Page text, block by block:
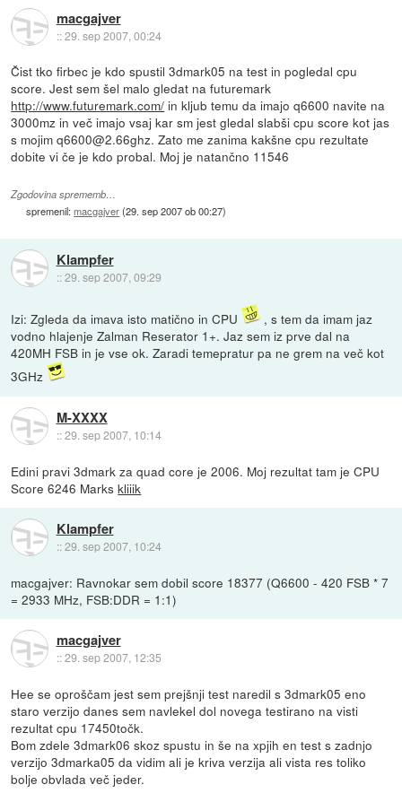
macgajver
::29. sep 2007, 00:24
Čist tko firbec je kdo spustil 3dmark05 na test in pogledal cpu
score. Jest sem šel malo gledat na futuremark
http://www.futuremark.com/ in kljub temu da imajo q6600 navite na
3000mz in več imajo vsaj kar sm jest gledal slabši cpu score kot jas
s mojim q6600@2.66ghz. Zato me zanima kakšne cpu rezultate
dobite vi če je kdo probal. Moj je natančno 11546
Zgodovina sprememb…
spremenil:macgajver(29. sep 2007 ob 00:27)
Klampfer
::29. sep 2007, 09:29
Izi: Zgleda da imava isto matično in CPU
, s tem da imam jaz
vodno hlajenje Zalman Reserator 1+. Jaz sem iz prve dal na
420MH FSB in je vse ok. Zaradi temepratur pa ne grem na več kot
3GHz
M-XXXX
::29. sep 2007, 10:14
Edini pravi 3dmark za quad core je 2006. Moj rezultat tam je CPU
Score 6246 Markskliiik
Klampfer
::29. sep 2007, 10:24
macgajver: Ravnokar sem dobil score 18377 (Q6600 - 420 FSB * 7
= 2933 MHz, FSB:DDR = 1:1)
macgajver
::29. sep 2007, 12:35
Hee se oproščam jest sem prejšnji test naredil s 3dmark05 eno
staro verzijo danes sem navlekel dol novega testirano na visti
rezultat cpu 17450točk.
Bom zdele 3dmark06 skoz spustu in še na xpjih en test s zadnjo
verzijo 3dmarka05 da vidim ali je kriva verzija ali vista res toliko
bolje obvlada več jeder.